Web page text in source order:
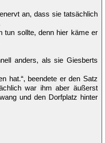
an, dass sie tatsächlich
tun sollte, denn hier käme er
anders, als sie Giesberts
hat.“, beendete er den Satz
war ihm aber äußerst
und den Dorfplatz hinter